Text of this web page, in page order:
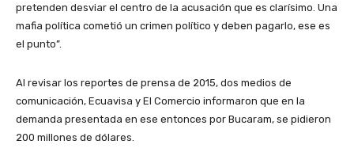
pretenden desviar el centro de la acusación que es clarísimo. Una
mafia política cometió un crimen político y deben pagarlo, ese es
el punto”.
Al revisar los reportes de prensa de 2015, dos medios de
comunicación, Ecuavisa y El Comercio informaron que en la
demanda presentada en ese entonces por Bucaram, se pidieron
200 millones de dólares.